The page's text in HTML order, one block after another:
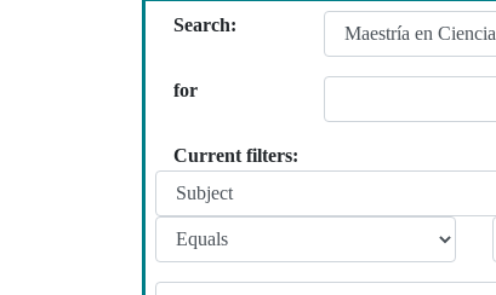
Search:
for
Current filters: